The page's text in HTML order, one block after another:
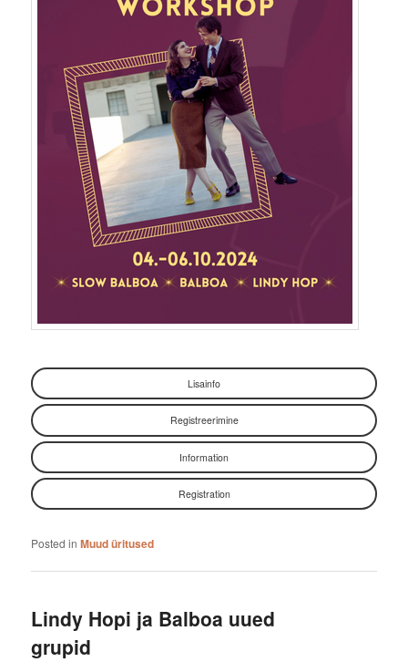
Lisainfo
Registreerimine
Information
Registration
Posted in Muud üritused
Lindy Hopi ja Balboa uued
grupid